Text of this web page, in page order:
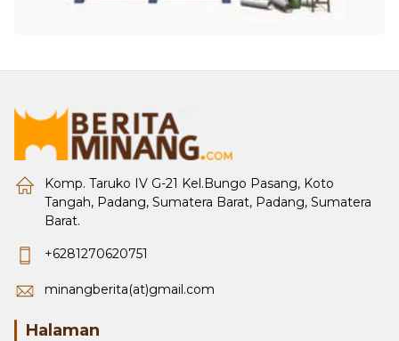
Komp. Taruko IV G-21 Kel.Bungo Pasang, Koto
Tangah, Padang, Sumatera Barat, Padang, Sumatera
Barat.
+6281270620751
minangberita(at)gmail.com
Halaman